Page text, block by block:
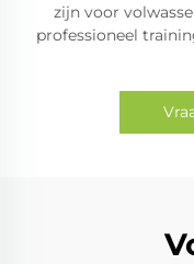
zijn voor
professioneel